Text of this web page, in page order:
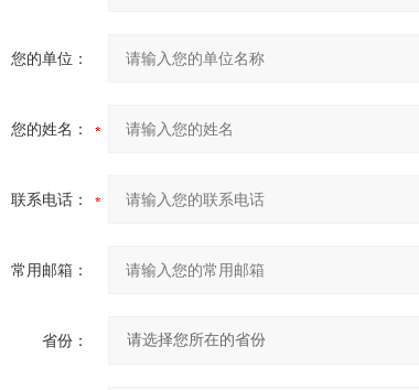
您的单位：
您的姓名：
联系电话：
常用邮箱：
省份：